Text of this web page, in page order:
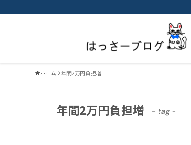
ホーム 年間2万円負担増
年間2万円負担増 – tag –